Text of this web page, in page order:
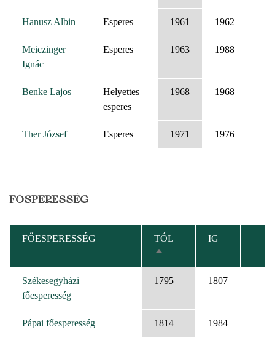
Hanusz Albin Esperes 1961 1962
Meiczinger
Ignác
Esperes 1963 1988
Benke Lajos
Helyettes
esperes
1968 1968
Ther József Esperes 1971 1976
FŐSPERESSÉG
FŐESPERESSÉG
TÓL
CSÖKKENŐ
RENDEZÉS
IG
Székesegyházi
főesperesség
1795 1807
Pápai főesperesség 1814 1984